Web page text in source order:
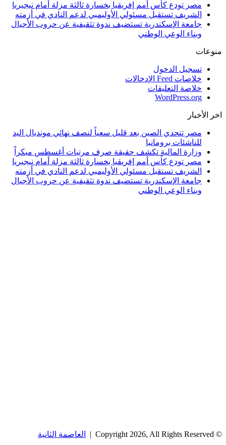
مصر تودع كأس أمم إفريقيا بخسارة ثالثة مزلة أمام نيجيريا
الشريف تستقبل مسئولي الأوليمبي لدعم النادي في أزمته
جامعة الإسكندرية تستضيف ندوة تثقيفية عن حروب الأجيال
وبناء الوعي الوطني
منوعات
تسجيل الدخول
خلاصات Feed الإدخالات
خلاصة التعليقات
WordPress.org
اخر الأخبار
مصر تتحدي الصين بعد قليل سعياً لنصف نهائي مونديال اليد
للناشئات برومانيا
وزارة المالية تكشف حقيقة صرف مرتبات أغسطس مبكراً
مصر تودع كأس أمم إفريقيا بخسارة ثالثة مزلة أمام نيجيريا
الشريف تستقبل مسئولي الأوليمبي لدعم النادي في أزمته
جامعة الإسكندرية تستضيف ندوة تثقيفية عن حروب الأجيال
وبناء الوعي الوطني
© Copyright 2026, All Rights Reserved | العاصمة الثانية